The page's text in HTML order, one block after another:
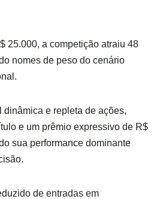
25.000, a competição atraiu 48
nomes de peso do cenário
dinâmica e repleta de ações,
e um prêmio expressivo de R$
sua performance dominante
de entradas em